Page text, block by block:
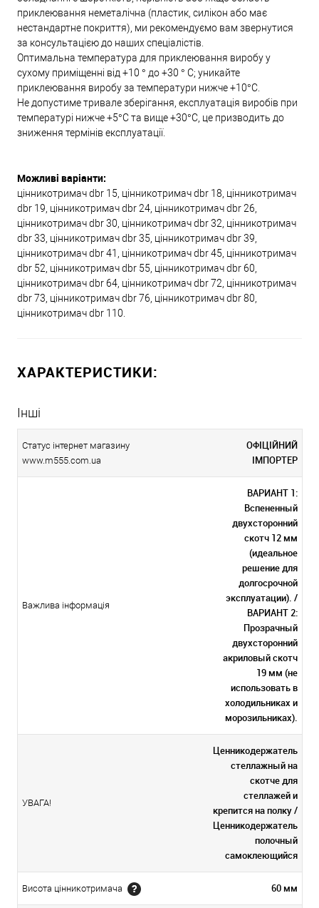
приклеювання неметалічна (пластик, силікон або має
нестандартне покриття), ми рекомендуємо вам звернутися
за консультацією до наших спеціалістів.
Оптимальна температура для приклеювання виробу у
сухому приміщенні від +10 ° до +30 ° С; уникайте
приклеювання виробу за температури нижче +10°С.
Не допустиме тривале зберігання, експлуатація виробів при
температурі нижче +5°С та вище +30°С, це призводить до
зниження термінів експлуатації.
Можливі варіанти:
цінникотримач dbr 15, цінникотримач dbr 18, цінникотримач
dbr 19, цінникотримач dbr 24, цінникотримач dbr 26,
цінникотримач dbr 30, цінникотримач dbr 32, цінникотримач
dbr 33, цінникотримач dbr 35, цінникотримач dbr 39,
цінникотримач dbr 41, цінникотримач dbr 45, цінникотримач
dbr 52, цінникотримач dbr 55, цінникотримач dbr 60,
цінникотримач dbr 64, цінникотримач dbr 72, цінникотримач
dbr 73, цінникотримач dbr 76, цінникотримач dbr 80,
цінникотримач dbr 110.
ХАРАКТЕРИСТИКИ:
Інші
Статус інтернет магазину
www.m555.com.ua
ОФІЦІЙНИЙ
ІМПОРТЕР
Важлива інформація
ВАРИАНТ 1:
Вспененный
двухсторонний
скотч 12 мм
(идеальное
решение для
долгосрочной
эксплуатации). /
ВАРИАНТ 2:
Прозрачный
двухсторонний
акриловый скотч
19 мм (не
использовать в
холодильниках и
морозильниках).
УВАГА!
Ценникодержатель
стеллажный на
скотче для
стеллажей и
крепится на полку /
Ценникодержатель
полочный
самоклеющийся
Висота цінникотримача 60 мм